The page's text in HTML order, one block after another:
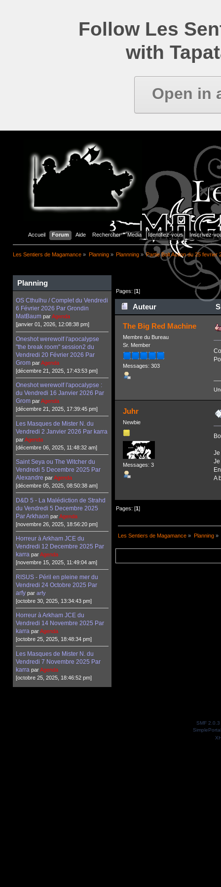
Follow Les
with
Open in
Accueil Forum Aide Rechercher Media Identifiez-vous Inscrivez-
Les Sentiers de Magamance » Planning» Plannning» Partie Bolt Action du 25 fevrier
Planning
OS Cthulhu / Complet du Vendredi
6 Février 2026 Par Grondin
MatBaum parAgenda
[janvier 01, 2026, 12:08:38 pm]
Oneshot werewolf l'apocalypse
"the break room" session2 du
Vendredi 20 Février 2026 Par
Grom parAgenda
[décembre 21, 2025, 17:43:53 pm]
Oneshot werewolf l'apocalypse :
du Vendredi 16 Janvier 2026 Par
Grom parAgenda
[décembre 21, 2025, 17:39:45 pm]
Les Masques de Mister N. du
Vendredi 2 Janvier 2026 Par karra
parAgenda
[décembre 06, 2025, 11:48:32 am]
Saint Seya ou The Witcher du
Vendredi 5 Decembre 2025 Par
Alexandre parAgenda
[décembre 05, 2025, 08:50:38 am]
D&D 5 - La Malédiction de Strahd
du Vendredi 5 Decembre 2025
Par Arkhaon parAgenda
[novembre 26, 2025, 18:56:20 pm]
Horreur à Arkham JCE du
Vendredi 12 Decembre 2025 Par
karra parAgenda
[novembre 15, 2025, 11:49:04 am]
RISUS - Péril en pleine mer du
Vendredi 24 Octobre 2025 Par
arfy pararfy
[octobre 30, 2025, 13:34:43 pm]
Horreur à Arkham JCE du
Vendredi 14 Novembre 2025 Par
karra parAgenda
[octobre 25, 2025, 18:48:34 pm]
Les Masques de Mister N. du
Vendredi 7 Novembre 2025 Par
karra parAgenda
[octobre 25, 2025, 18:46:52 pm]
Pages: [1]
Auteur
The Big Red Machine
Membre du Bureau
Sr. Member
Messages: 303
Juhr
Newbie
Messages: 3
A
Pages: [1]
Les Sentiers de Magamance » Planning»
SMF 2.0.3